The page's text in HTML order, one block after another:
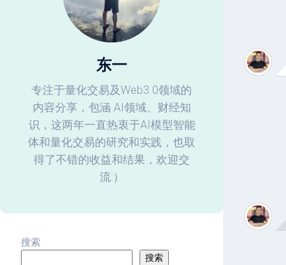
东一
专注于量化交易及Web3.0领域的
内容分享，包涵 AI领域、财经知
识，这两年一直热衷于AI模型智能
体和量化交易的研究和实践，也取
得了不错的收益和结果，欢迎交
流:）
搜索
搜索